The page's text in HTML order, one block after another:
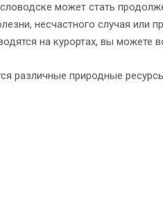
может стать
несчастного случая
на курортах, вы можете
различные природные